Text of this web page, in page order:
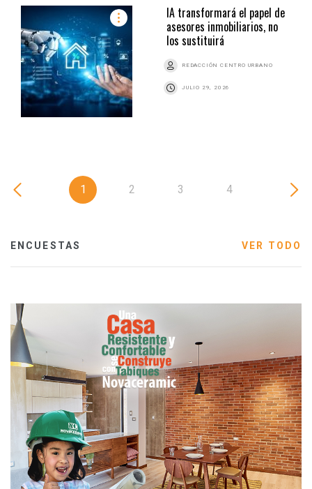
IA transformará el papel de
asesores inmobiliarios, no
los sustituirá
REDACCIÓN CENTRO URBANO
JULIO 29, 2026
1 2 3 4
ENCUESTAS VER TODO